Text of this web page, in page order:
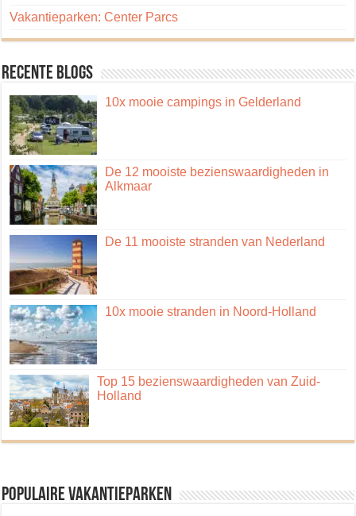
Vakantieparken: Center Parcs
Recente blogs
10x mooie campings in Gelderland
De 12 mooiste bezienswaardigheden in
Alkmaar
De 11 mooiste stranden van Nederland
10x mooie stranden in Noord-Holland
Top 15 bezienswaardigheden van Zuid-
Holland
Populaire vakantieparken